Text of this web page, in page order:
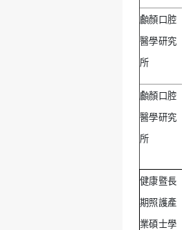
顱顏口腔
醫學研究
所
顱顏口腔
醫學研究
所
健康暨長
期照護產
業碩士學